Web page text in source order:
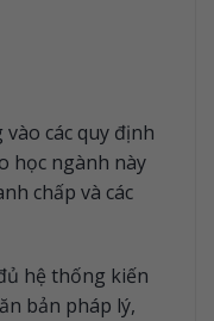
các quy định
học ngành này
chấp và các
hệ thống kiến
bản pháp lý,